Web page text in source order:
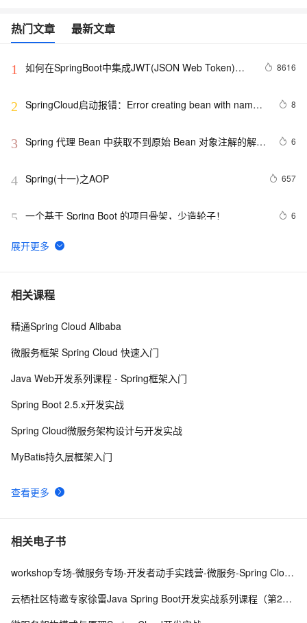
热门文章 最新文章
1
如何在SpringBoot中集成JWT(JSON Web Token)鉴
8616
2 SpringCloud启动报错：Error creating bean with name
8
3 Spring 代理 Bean 中获取不到原始 Bean 对象注解的解决
6
4 Spring(十一)之AOP 657
5 6
6 Spring事务传播行为
7 Spring security
8 微服务框架（十九）Spring Boot 可视化监控
10使用Spring Cloud Stream集成消息中间件
相关课程
查看更多
精通Spring Cloud Alibaba
微服务框架 Spring Cloud 快速入门
Java Web开发系列课程 - Spring框架入门
Spring Boot 2.5.x开发实战
Spring Cloud微服务架构设计与开发实战
MyBatis持久层框架入门
相关电子书
workshop专场-微服务专场-开发者动手实践营-微服务-Spring Cloud Alibaba 微服务全家桶体验
云栖社区特邀专家徐雷Java Spring Boot开发实战系列课程（第20讲）：经典面试题与阿里等名企内部招聘求职面试技巧